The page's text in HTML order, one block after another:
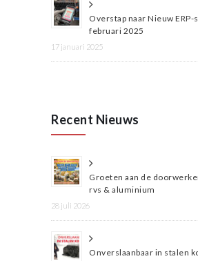
Overstap naar Nieuw ERP-
februari 2025
17 januari 2025
Recent Nieuws
Groeten aan de
rvs & aluminium
28 juli 2026
Onverslaanbaar in stalen